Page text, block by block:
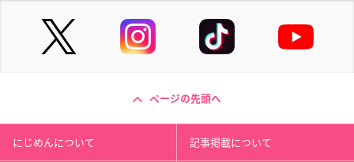
ページの先頭へ
にじめんについて 記事掲載について